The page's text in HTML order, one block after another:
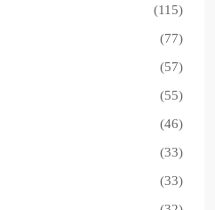
(115)
(77)
(57)
(55)
(46)
(33)
(33)